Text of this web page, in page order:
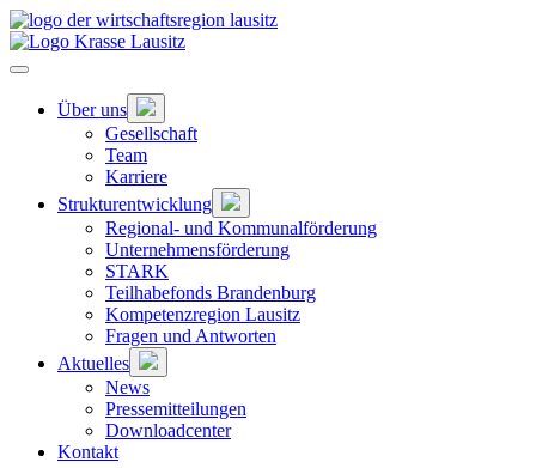
Zum
Hauptinhalt
springen
Hauptnavigation
Über uns
Untermenü
öffnen
Gesellschaft
Team
Karriere
Strukturentwicklung
Untermenü
öffnen
Regional- und Kommunalförderung
Unternehmensförderung
STARK
Teilhabefonds Brandenburg
Kompetenzregion Lausitz
Fragen und Antworten
Aktuelles
Untermenü
öffnen
News
Pressemitteilungen
Downloadcenter
Kontakt